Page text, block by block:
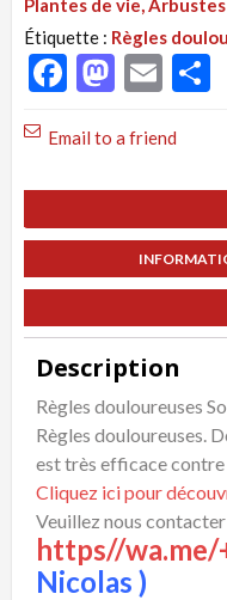
:
Règles
Douloureuses,
Naturel,
la
Plante
Étiquette : Règles
Facebook
Email to a friend
Description
Règles douloureuses
Règles douloureuses.
est très efficace contre
Cliquez ici pour
Veuillez nous
https//
Nicolas )